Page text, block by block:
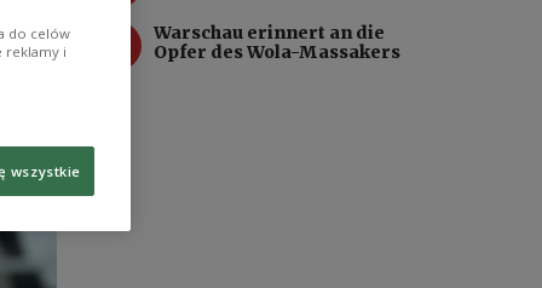
Warschau erinnert an die
Opfer des Wola-Massakers
do celów
reklamy i
wszystkie